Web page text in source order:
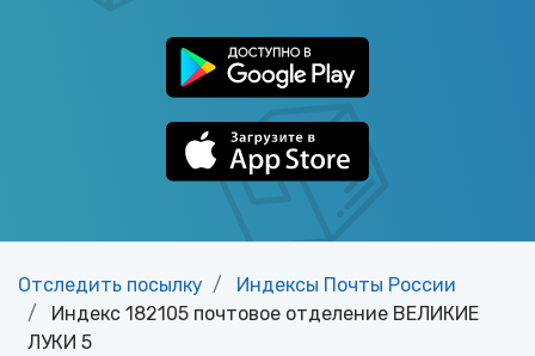
Отследить посылку
Индексы Почты России
Индекс 182105 почтовое отделение ВЕЛИКИЕ
ЛУКИ 5